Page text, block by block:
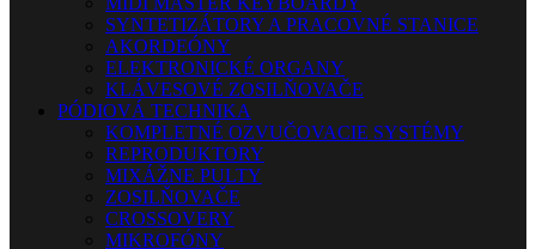
SYNTETIZÁTORY A PRACOVNÉ STANICE
AKORDEÓNY
ELEKTRONICKÉ ORGANY
KLÁVESOVÉ ZOSILŇOVAČE
PÓDIOVÁ TECHNIKA
KOMPLETNÉ OZVUČOVACIE SYSTÉMY
REPRODUKTORY
MIXÁŽNE PULTY
ZOSILŇOVAČE
CROSSOVERY
MIKROFÓNY